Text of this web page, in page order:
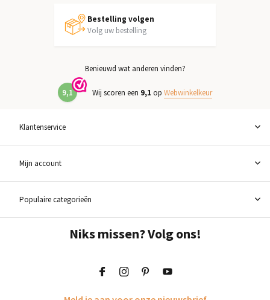
Bestelling volgen
Volg uw bestelling
Benieuwd wat anderen vinden?
9,1 Wij scoren een 9,1 op Webwinkelkeur
Klantenservice
Mijn account
Populaire categorieën
Niks missen? Volg ons!